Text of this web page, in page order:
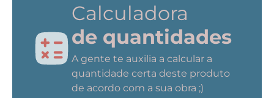
Calculadora
de quantidades
A gente te auxilia a calcular a
quantidade certa deste produto
de acordo com a sua obra ;)